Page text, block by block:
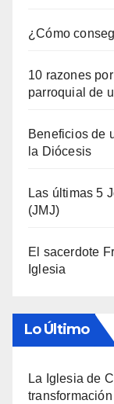
¿Cómo
10 razones
parroquial de
Beneficios de
la Diócesis
Las últimas 5
(JMJ)
El sacerdote
Iglesia
Lo Último
La Iglesia de